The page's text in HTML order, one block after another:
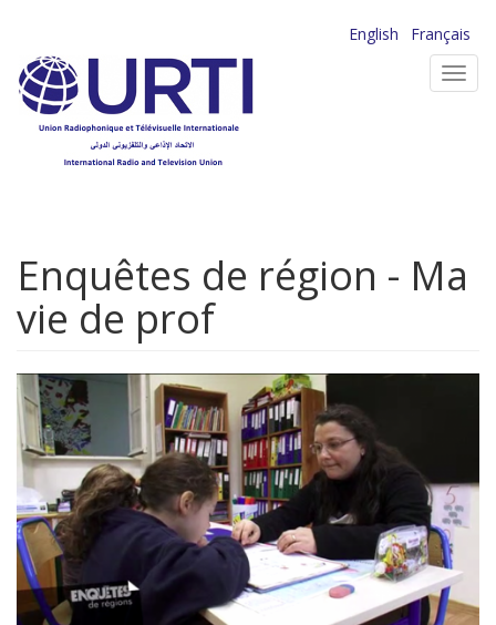
contenu
principal
English
Français
Enquêtes de région - Ma
vie de prof